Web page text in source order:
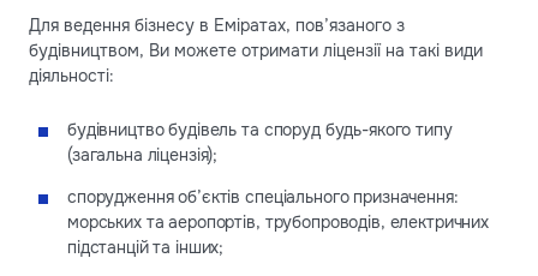
Для ведення бізнесу в Еміратах, пов’язаного з
будівництвом, Ви можете отримати ліцензії на такі види
діяльності:
будівництво будівель та споруд будь-якого типу
(загальна ліцензія);
спорудження об’єктів спеціального призначення:
морських та аеропортів, трубопроводів, електричних
підстанцій та інших;